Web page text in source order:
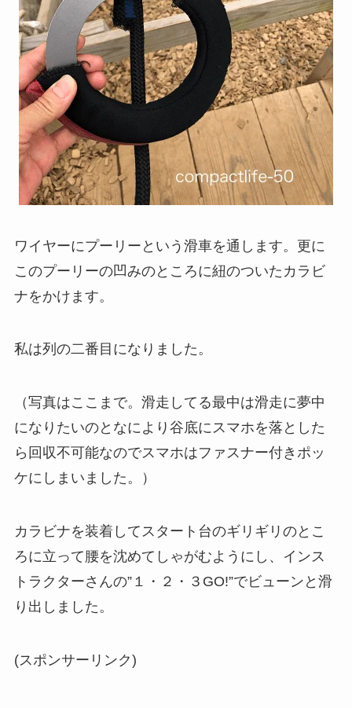
ワイヤーにプーリーという滑車を通します。更に
このプーリーの凹みのところに紐のついたカラビ
ナをかけます。
私は列の二番目になりました。
（写真はここまで。滑走してる最中は滑走に夢中
になりたいのとなにより谷底にスマホを落とした
ら回収不可能なのでスマホはファスナー付きポッ
ケにしまいました。）
カラビナを装着してスタート台のギリギリのとこ
ろに立って腰を沈めてしゃがむようにし、インス
トラクターさんの”１・２・３GO!”でビューンと滑
り出しました。
(スポンサーリンク)